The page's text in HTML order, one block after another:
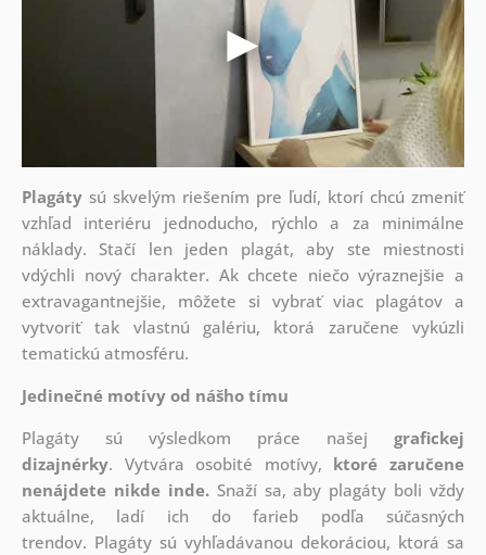
Plagátysú skvelým riešením pre ľudí, ktorí chcú zmeniť
vzhľad interiéru jednoducho, rýchlo a za minimálne
náklady. Stačí len jeden plagát, aby ste miestnosti
vdýchli nový charakter. Ak chcete niečo výraznejšie a
extravagantnejšie, môžete si vybrať viac plagátov a
vytvoriť tak vlastnú galériu, ktorá zaručene vykúzli
tematickú atmosféru.
Jedinečné motívy od nášho tímu
Plagáty sú výsledkom práce našejgrafickej
dizajnérky. Vytvára osobité motívy, ktoré zaručene
nenájdete nikde inde.Snaží sa, aby plagáty boli vždy
aktuálne, ladí ich do farieb podľa súčasných
trendov. Plagáty sú vyhľadávanou dekoráciou, ktorá sa